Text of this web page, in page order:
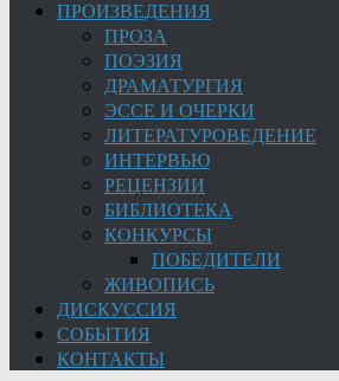
ПРОИЗВЕДЕНИЯ
ПРОЗА
ПОЭЗИЯ
ДРАМАТУРГИЯ
ЭССЕ И ОЧЕРКИ
ЛИТЕРАТУРОВЕДЕНИЕ
ИНТЕРВЬЮ
РЕЦЕНЗИИ
БИБЛИОТЕКА
КОНКУРСЫ
ПОБЕДИТЕЛИ
ЖИВОПИСЬ
ДИСКУССИЯ
СОБЫТИЯ
КОНТАКТЫ